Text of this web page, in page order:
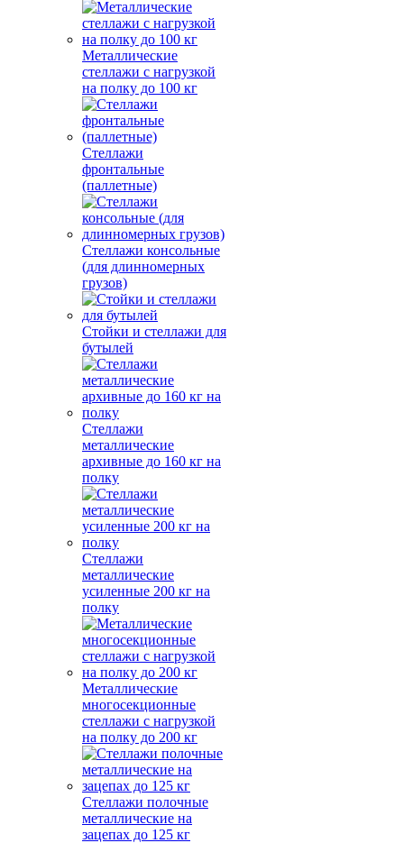
Металлические
стеллажи с нагрузкой
на полку до 100 кг
Стеллажи
фронтальные
(паллетные)
Стеллажи консольные
(для длинномерных
грузов)
Стойки и стеллажи для
бутылей
Стеллажи
металлические
архивные до 160 кг на
полку
Стеллажи
металлические
усиленные 200 кг на
полку
Металлические
многосекционные
стеллажи с нагрузкой
на полку до 200 кг
Стеллажи полочные
металлические на
зацепах до 125 кг